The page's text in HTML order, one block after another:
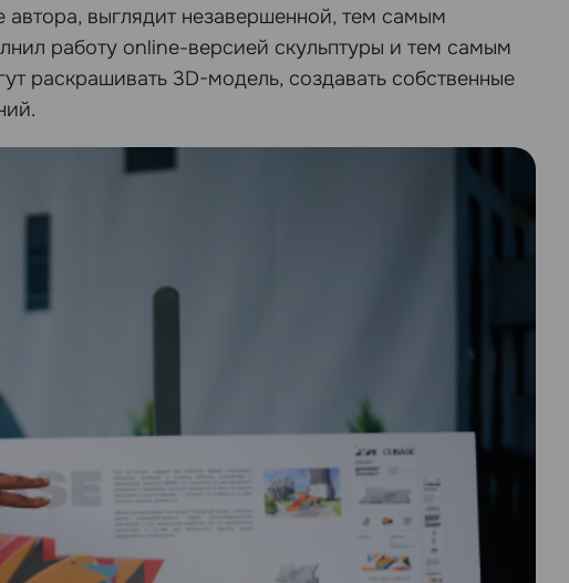
автора, выглядит незавершенной, тем самым
работу online-версией скульптуры и тем самым
раскрашивать 3D-модель, создавать собственные